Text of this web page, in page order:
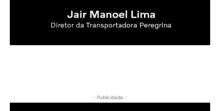
- Publicidade -